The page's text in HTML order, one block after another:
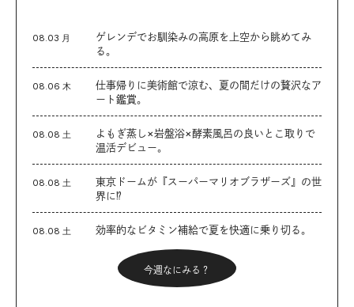
08.03 月
ゲレンデでお馴染みの高原を上空から眺めてみ
る。
08.06 木
仕事帰りに美術館で涼む、夏の間だけの贅沢なア
ート鑑賞。
08.08 土
よもぎ蒸し×岩盤浴×酵素風呂の良いとこ取りで
温活デビュー。
08.08 土
東京ドームが『スーパーマリオブラザーズ』の世
界に⁉︎
08.08 土 効率的なビタミン補給で夏を快適に乗り切る。
今週なにみる？